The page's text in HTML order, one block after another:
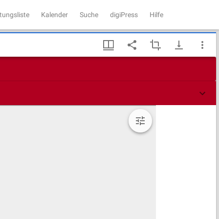
Kalender Suche digiPress Hilfe